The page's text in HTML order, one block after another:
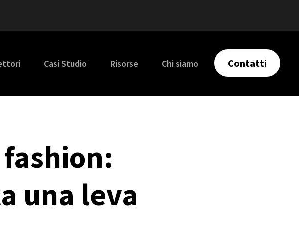
Casi Studio Risorse Chi siamo Contatti
una leva